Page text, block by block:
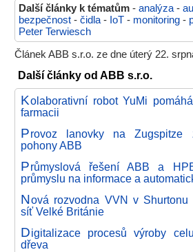
Další články k tématům - analýza-
bezpečnost - čidla- IoT - monitoring -
Peter Terwiesch
Článek ABB s.r.o. ze dne úterý 22.
Další články od ABB s.r.o.
Kolaborativní robot YuMi
farmacii
Provoz lanovky na Zugspitze
pohony ABB
Průmyslová řešení ABB a
průmyslu na informace a
Nová rozvodna VVN v Shurtonu
síť Velké Británie
Digitalizace procesů výroby
dřeva